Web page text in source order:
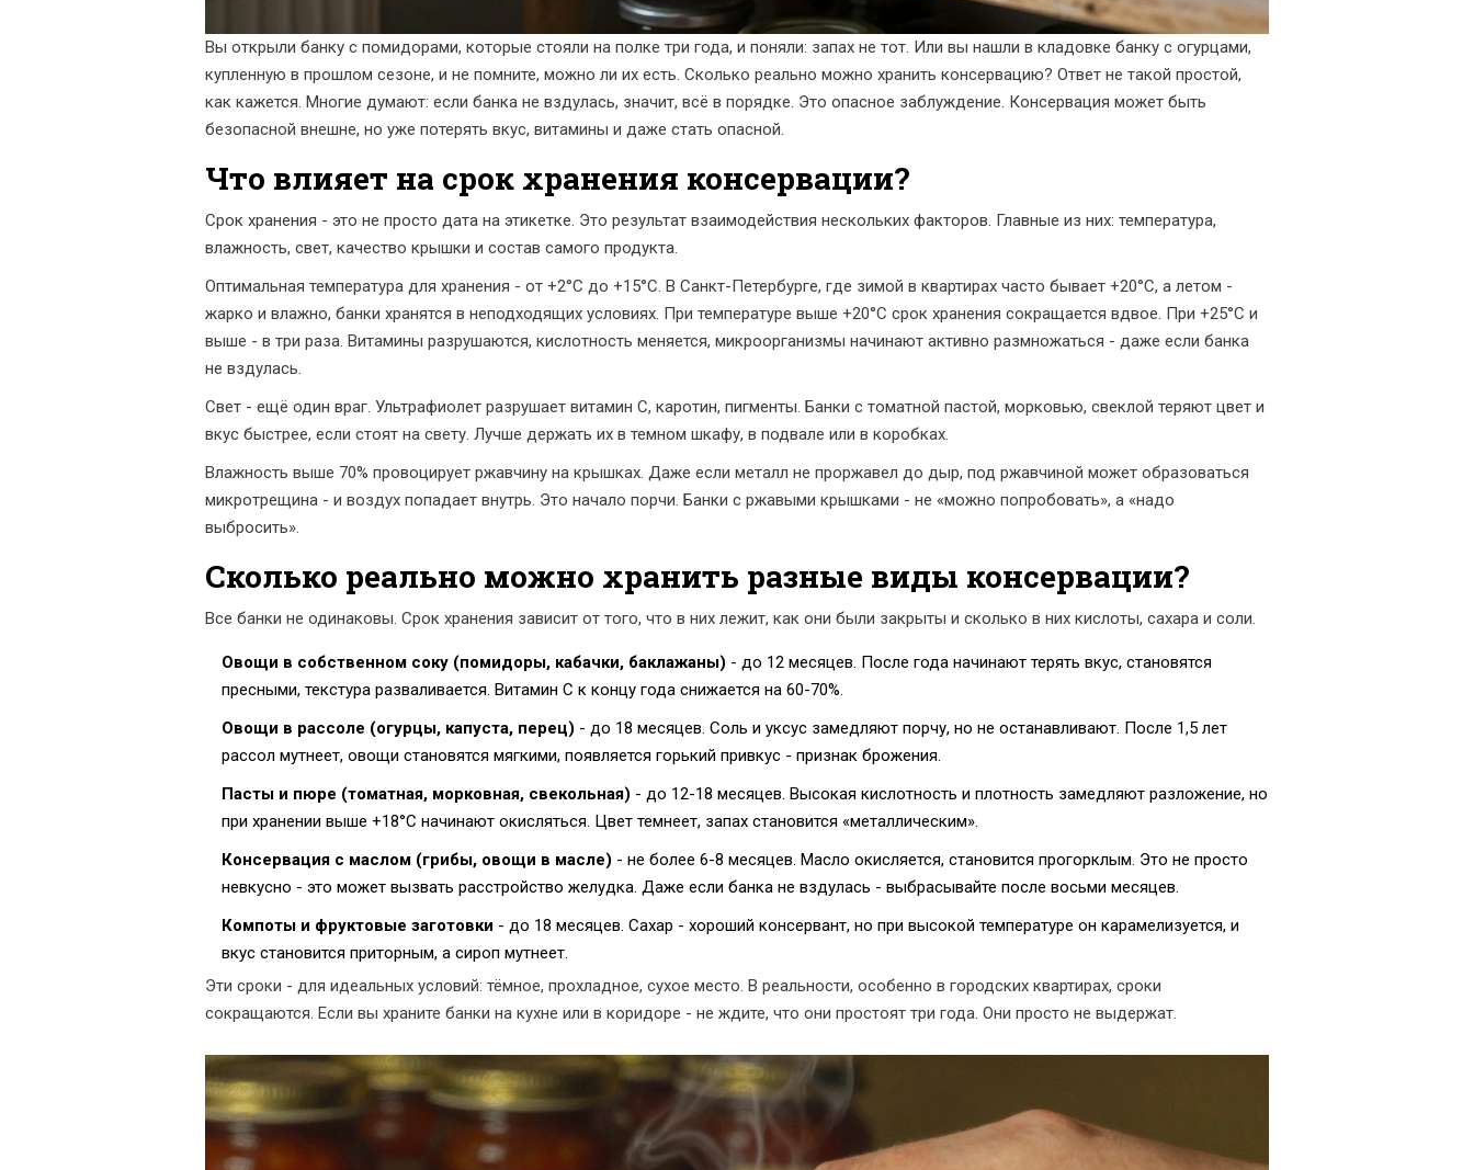
Вы открыли банку с помидорами, которые стояли на полке три года, и поняли: запах не тот. Или вы нашли в кладовке банку с огурцами,
купленную в прошлом сезоне, и не помните, можно ли их есть. Сколько реально можно хранить консервацию? Ответ не такой простой,
как кажется. Многие думают: если банка не вздулась, значит, всё в порядке. Это опасное заблуждение. Консервация может быть
безопасной внешне, но уже потерять вкус, витамины и даже стать опасной.
Что влияет на срок хранения консервации?
Срок хранения - это не просто дата на этикетке. Это результат взаимодействия нескольких факторов. Главные из них: температура,
влажность, свет, качество крышки и состав самого продукта.
Оптимальная температура для хранения - от +2°C до +15°C. В Санкт-Петербурге, где зимой в квартирах часто бывает +20°C, а летом -
жарко и влажно, банки хранятся в неподходящих условиях. При температуре выше +20°C срок хранения сокращается вдвое. При +25°C и
выше - в три раза. Витамины разрушаются, кислотность меняется, микроорганизмы начинают активно размножаться - даже если банка
не вздулась.
Свет - ещё один враг. Ультрафиолет разрушает витамин С, каротин, пигменты. Банки с томатной пастой, морковью, свеклой теряют цвет и
вкус быстрее, если стоят на свету. Лучше держать их в темном шкафу, в подвале или в коробках.
Влажность выше 70% провоцирует ржавчину на крышках. Даже если металл не проржавел до дыр, под ржавчиной может образоваться
микротрещина - и воздух попадает внутрь. Это начало порчи. Банки с ржавыми крышками - не «можно попробовать», а «надо
выбросить».
Сколько реально можно хранить разные виды консервации?
Все банки не одинаковы. Срок хранения зависит от того, что в них лежит, как они были закрыты и сколько в них кислоты, сахара и соли.
Овощи в собственном соку (помидоры, кабачки, баклажаны) - до 12 месяцев. После года начинают терять вкус, становятся
пресными, текстура разваливается. Витамин С к концу года снижается на 60-70%.
Овощи в рассоле (огурцы, капуста, перец) - до 18 месяцев. Соль и уксус замедляют порчу, но не останавливают. После 1,5 лет
рассол мутнеет, овощи становятся мягкими, появляется горький привкус - признак брожения.
Пасты и пюре (томатная, морковная, свекольная) - до 12-18 месяцев. Высокая кислотность и плотность замедляют разложение, но
при хранении выше +18°C начинают окисляться. Цвет темнеет, запах становится «металлическим».
Консервация с маслом (грибы, овощи в масле) - не более 6-8 месяцев. Масло окисляется, становится прогорклым. Это не просто
невкусно - это может вызвать расстройство желудка. Даже если банка не вздулась - выбрасывайте после восьми месяцев.
Компоты и фруктовые заготовки - до 18 месяцев. Сахар - хороший консервант, но при высокой температуре он карамелизуется, и
вкус становится приторным, а сироп мутнеет.
Эти сроки - для идеальных условий: тёмное, прохладное, сухое место. В реальности, особенно в городских квартирах, сроки
сокращаются. Если вы храните банки на кухне или в коридоре - не ждите, что они простоят три года. Они просто не выдержат.